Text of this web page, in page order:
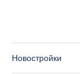
Новостройки